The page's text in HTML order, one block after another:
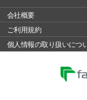
会社概要
ご利用規約
個人情報の取り扱いにつ